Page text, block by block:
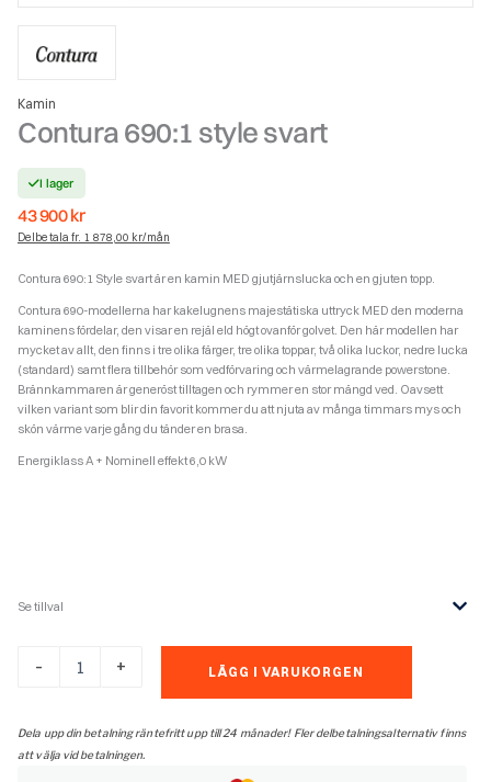
Kamin
Contura 690:1 style svart
I lager
43 900kr
Delbetala fr. 1 878,00 kr/mån
Contura 690:1 Style svart är en kamin MED gjutjärnslucka och en gjuten topp.
Contura 690-modellerna har kakelugnens majestätiska uttryck MED den moderna
kaminens fördelar, den visar en rejäl eld högt ovanför golvet. Den här modellen har
mycket av allt, den finns i tre olika färger, tre olika toppar, två olika luckor, nedre lucka
(standard) samt flera tillbehör som vedförvaring och värmelagrande powerstone.
Brännkammaren är generöst tilltagen och rymmer en stor mängd ved. Oavsett
vilken variant som blir din favorit kommer du att njuta av många timmars mys och
skön värme varje gång du tänder en brasa.
Energiklass A + Nominell effekt 6,0 kW
Se tillval
-
mängd
+ LÄGG I VARUKORGEN
Dela upp din betalning räntefritt upp till 24 månader! Fler delbetalningsalternativ finns
att välja vid betalningen.